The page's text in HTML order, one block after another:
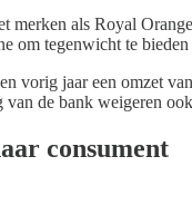
als Royal
om tegenwicht te
vorig jaar een omzet
de bank weigeren
consument